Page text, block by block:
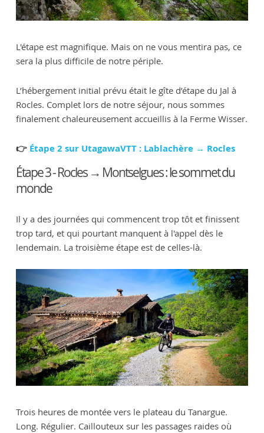
L'étape est magnifique. Mais on ne vous mentira pas, ce
sera la plus difficile de notre périple.
L’hébergement initial prévu était le gîte d’étape du Jal à
Rocles. Complet lors de notre séjour, nous sommes
finalement chaleureusement accueillis à la Ferme Wisser.
👉 Étape 2 sur UtagawaVTT : Lablachère → Rocles
Étape 3 - Rocles → Montselgues : le sommet du
monde
Il y a des journées qui commencent trop tôt et finissent
trop tard, et qui pourtant manquent à l'appel dès le
lendemain. La troisième étape est de celles-là.
Trois heures de montée vers le plateau du Tanargue.
Long. Régulier. Caillouteux sur les passages raides où